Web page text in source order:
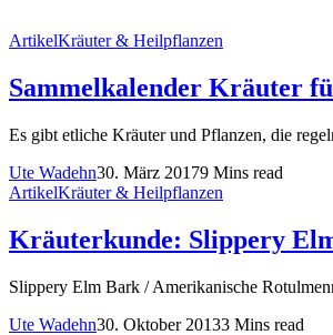
ArtikelKräuter & Heilpflanzen
Sammelkalender Kräuter
Es gibt etliche Kräuter und Pflanzen, die
Ute Wadehn30. März 20179 Mins read
ArtikelKräuter & Heilpflanzen
Kräuterkunde: Slippery
Slippery Elm Bark / Amerikanische
Ute Wadehn30. Oktober 20133 Mins read